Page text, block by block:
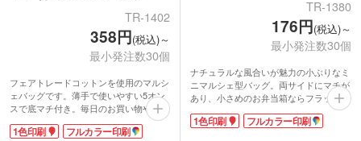
TR-1402
358円(税込)～
最小発注数30個
フェアトレードコットンを使用のマルシ
ェバッグです。薄手で使いやすい5オン
スで底マチ付き。毎日のお買い物やエコ
バッグにぴったりです。国際フェアトレ
ード認証ラベル付き。1色のシルク印刷
1色印刷 フルカラー印刷
TR-1380
176円(税込)～
最小発注数30個
ナチュラルな風合いが魅力の小ぶりなミ
ニマルシェ型バッグ。両サイドにマチが
あり、小さめのお弁当箱ならフラットに
収納可能です。約5オンスの厚みの生地
はかさばらないので毎日の持ち運びに便
1色印刷 フルカラー印刷